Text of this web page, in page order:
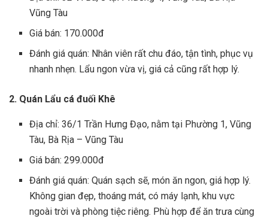
Vũng Tàu
Giá bán: 170.000đ
Đánh giá quán: Nhân viên rất chu đáo, tận tình, phục vụ
nhanh nhẹn. Lẩu ngon vừa vị, giá cả cũng rất hợp lý.
2. Quán Lẩu cá đuối Khê
Địa chỉ: 36/1 Trần Hưng Đạo, nằm tại Phường 1, Vũng
Tàu, Bà Rịa – Vũng Tàu
Giá bán: 299.000đ
Đánh giá quán: Quán sạch sẽ, món ăn ngon, giá hợp lý.
Không gian đẹp, thoáng mát, có máy lạnh, khu vực
ngoài trời và phòng tiệc riêng. Phù hợp để ăn trưa cùng